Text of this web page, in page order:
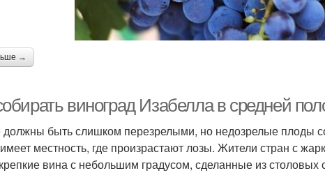
→
виноград Изабелла в средней
должны быть слишком перезрелыми, но недозрелые плоды
местность, где произрастают лозы. Жители стран с
вина с небольшим градусом, сделанные из столовых